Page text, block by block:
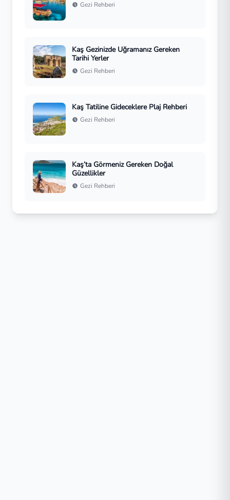
Gezi Rehberi
Kaş Gezinizde Uğramanız Gereken
Tarihi Yerler
Gezi Rehberi
Kaş Tatiline Gideceklere Plaj Rehberi
Gezi Rehberi
Kaş’ta Görmeniz Gereken Doğal
Güzellikler
Gezi Rehberi